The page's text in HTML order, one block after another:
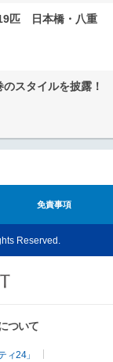
匹 日本橋・八重
スタイルを披露！
免責事項
Reserved.
ついて
ィ24」